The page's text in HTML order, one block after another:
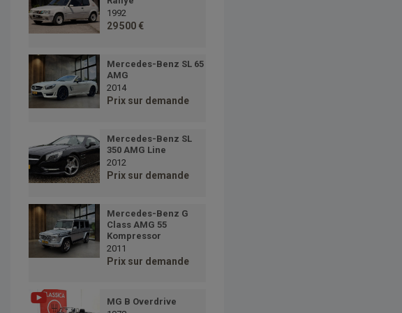
1992
29 500 €
Mercedes-Benz SL 65
AMG
2014
Prix sur demande
Mercedes-Benz SL
350 AMG Line
2012
Prix sur demande
Mercedes-Benz G
Class AMG 55
Kompressor
2011
Prix sur demande
MG B Overdrive